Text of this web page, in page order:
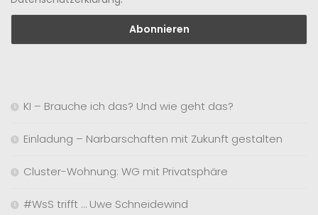
KI – Brauche ich das? Und wie geht das?
Einladung – Narbarschaften mit Zukunft gestalten
Cluster-Wohnung: WG mit Privatsphäre
#WsS trifft … Uwe Schneidewind